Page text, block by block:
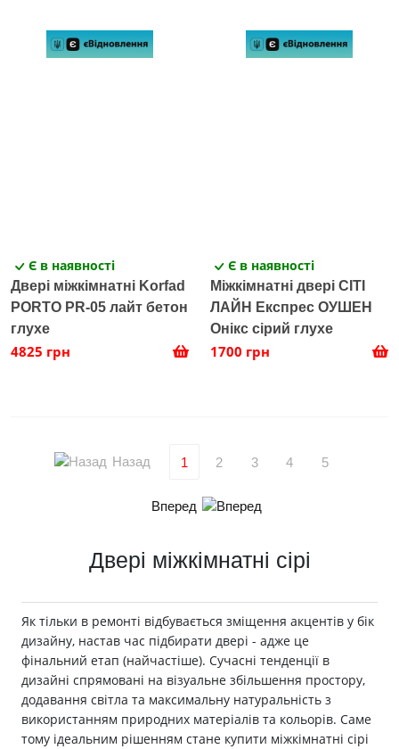
Є в наявності
Двері міжкімнатні Korfad
PORTO PR-05 лайт бетон
глухе
4825 грн
Є в наявності
Міжкімнатні двері СІТІ
ЛАЙН Експрес ОУШЕН
Онікс сірий глухе
1700 грн
Назад 1 2 3 4 5
Вперед
Двері міжкімнатні сірі
Як тільки в ремонті відбувається зміщення акцентів у бік
дизайну, настав час підбирати двері - адже це
фінальний етап (найчастіше). Сучасні тенденції в
дизайні спрямовані на візуальне збільшення простору,
додавання світла та максимальну натуральність з
використанням природних матеріалів та кольорів. Саме
тому ідеальним рішенням стане купити міжкімнатні сірі